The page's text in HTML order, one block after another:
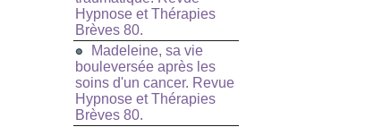
Hypnose et Thérapies
Brèves 80.
Madeleine, sa vie
bouleversée après les
soins d'un cancer. Revue
Hypnose et Thérapies
Brèves 80.